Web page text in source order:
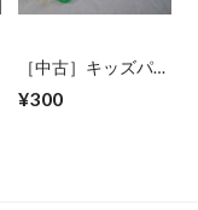
［中古］キッズパー
カッションセット
¥300